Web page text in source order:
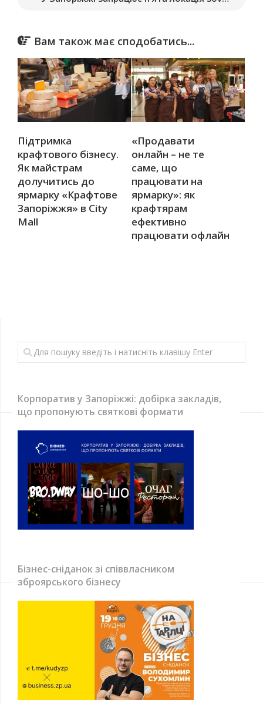
Вам також має сподобатись...
Підтримка
крафтового бізнесу.
Як майстрам
долучитись до
ярмарку «Крафтове
Запоріжжя» в City
Mall
«Продавати
онлайн – не те
саме, що
працювати на
ярмарку»: як
крафтярам
ефективно
працювати офлайн
Корпоратив у Запоріжжі: добірка закладів,
що пропонують святкові формати
Бізнес-сніданок зі співвласником
зброярського бізнесу